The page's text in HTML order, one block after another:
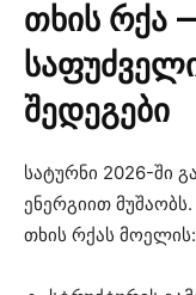
თხის რქა
შედეგები
სატურნი 2026-ში
ენერგიით მუშაობს.
თხის რქას მოელის: